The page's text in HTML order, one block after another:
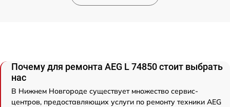
Почему для ремонта AEG L 74850 стоит выбрать
нас
В Нижнем Новгороде существует множество сервис-
центров, предоставляющих услуги по ремонту техники AEG